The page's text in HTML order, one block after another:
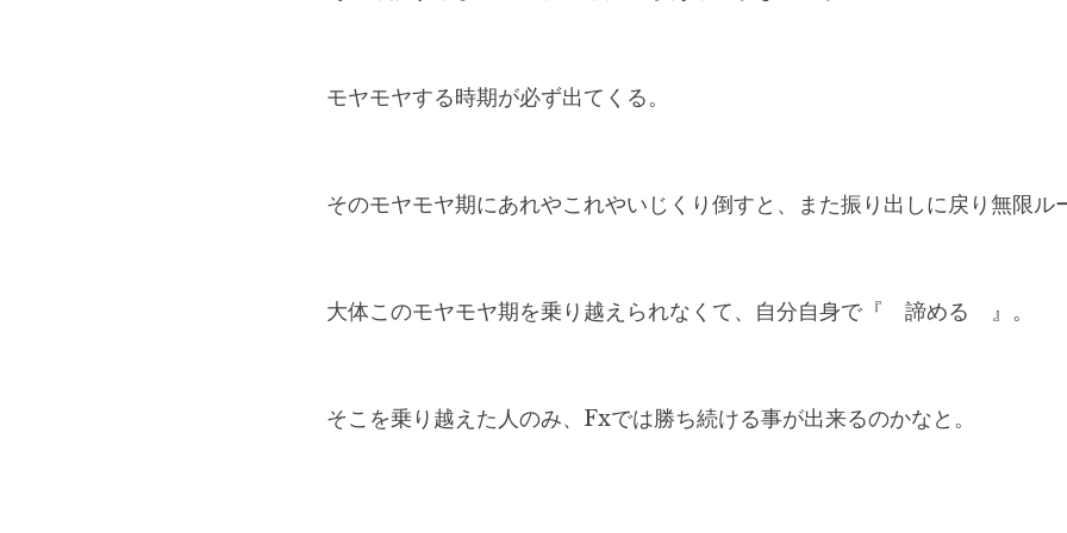
モヤモヤする時期が必ず出てくる。
そのモヤモヤ期にあれやこれやいじくり倒すと、また振り出しに戻り無限ル
大体このモヤモヤ期を乗り越えられなくて、自分自身で『　諦める　』。
そこを乗り越えた人のみ、Fxでは勝ち続ける事が出来るのかなと。